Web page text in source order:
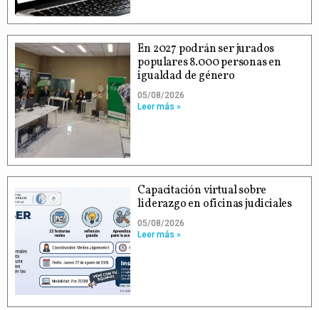
En 2027 podrán ser jurados
populares 8.000 personas en
igualdad de género
05/08/2026
Leer más »
Capacitación virtual sobre
liderazgo en oficinas judiciales
05/08/2026
Leer más »